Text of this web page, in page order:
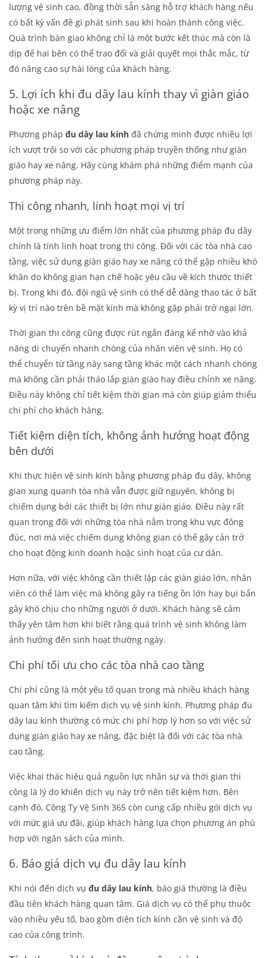
lượng vệ sinh cao, đồng thời sẵn sàng hỗ trợ khách hàng nếu
có bất kỳ vấn đề gì phát sinh sau khi hoàn thành công việc.
Quá trình bàn giao không chỉ là một bước kết thúc mà còn là
dịp để hai bên có thể trao đổi và giải quyết mọi thắc mắc, từ
đó nâng cao sự hài lòng của khách hàng.
5. Lợi ích khi đu dây lau kính thay vì giàn giáo
hoặc xe nâng
Phương pháp đu dây lau kính đã chứng minh được nhiều lợi
ích vượt trội so với các phương pháp truyền thống như giàn
giáo hay xe nâng. Hãy cùng khám phá những điểm mạnh của
phương pháp này.
Thi công nhanh, linh hoạt mọi vị trí
Một trong những ưu điểm lớn nhất của phương pháp đu dây
chính là tính linh hoạt trong thi công. Đối với các tòa nhà cao
tầng, việc sử dụng giàn giáo hay xe nâng có thể gặp nhiều khó
khăn do không gian hạn chế hoặc yêu cầu về kích thước thiết
bị. Trong khi đó, đội ngũ vệ sinh có thể dễ dàng thao tác ở bất
kỳ vị trí nào trên bề mặt kính mà không gặp phải trở ngại lớn.
Thời gian thi công cũng được rút ngắn đáng kể nhờ vào khả
năng di chuyển nhanh chóng của nhân viên vệ sinh. Họ có
thể chuyển từ tầng này sang tầng khác một cách nhanh chóng
mà không cần phải tháo lắp giàn giáo hay điều chỉnh xe nâng.
Điều này không chỉ tiết kiệm thời gian mà còn giúp giảm thiểu
chi phí cho khách hàng.
Tiết kiệm diện tích, không ảnh hưởng hoạt động
bên dưới
Khi thực hiện vệ sinh kính bằng phương pháp đu dây, không
gian xung quanh tòa nhà vẫn được giữ nguyên, không bị
chiếm dụng bởi các thiết bị lớn như giàn giáo. Điều này rất
quan trọng đối với những tòa nhà nằm trong khu vực đông
đúc, nơi mà việc chiếm dụng không gian có thể gây cản trở
cho hoạt động kinh doanh hoặc sinh hoạt của cư dân.
Hơn nữa, với việc không cần thiết lập các giàn giáo lớn, nhân
viên có thể làm việc mà không gây ra tiếng ồn lớn hay bụi bẩn
gây khó chịu cho những người ở dưới. Khách hàng sẽ cảm
thấy yên tâm hơn khi biết rằng quá trình vệ sinh không làm
ảnh hưởng đến sinh hoạt thường ngày.
Chi phí tối ưu cho các tòa nhà cao tầng
Chi phí cũng là một yếu tố quan trọng mà nhiều khách hàng
quan tâm khi tìm kiếm dịch vụ vệ sinh kính. Phương pháp đu
dây lau kính thường có mức chi phí hợp lý hơn so với việc sử
dụng giàn giáo hay xe nâng, đặc biệt là đối với các tòa nhà
cao tầng.
Việc khai thác hiệu quả nguồn lực nhân sự và thời gian thi
công là lý do khiến dịch vụ này trở nên tiết kiệm hơn. Bên
cạnh đó, Công Ty Vệ Sinh 365 còn cung cấp nhiều gói dịch vụ
với mức giá ưu đãi, giúp khách hàng lựa chọn phương án phù
hợp với ngân sách của mình.
6. Báo giá dịch vụ đu dây lau kính
Khi nói đến dịch vụ đu dây lau kính, báo giá thường là điều
đầu tiên khách hàng quan tâm. Giá dịch vụ có thể phụ thuộc
vào nhiều yếu tố, bao gồm diện tích kính cần vệ sinh và độ
cao của công trình.